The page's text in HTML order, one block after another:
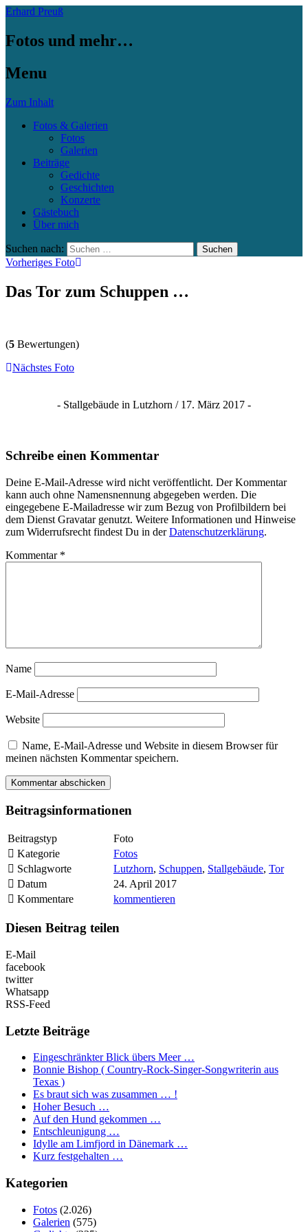
Erhard Preuß
Fotos und mehr…
Menu
Zum Inhalt
Fotos & Galerien
Fotos
Galerien
Beiträge
Gedichte
Geschichten
Konzerte
Gästebuch
Über mich
Suchen nach:
Vorheriges Foto
Das Tor zum Schuppen …
(5 Bewertungen)
Nächstes Foto
- Stallgebäude in Lutzhorn / 17. März 2017 -
Schreibe einen Kommentar
Deine E-Mail-Adresse wird nicht veröffentlicht. Der Kommentar
kann auch ohne Namensnennung abgegeben werden. Die
eingegebene E-Mailadresse wir zum Bezug von Profilbildern bei
dem Dienst Gravatar genutzt. Weitere Informationen und Hinweise
zum Widerrufsrecht findest Du in derDatenschutzerklärung.
Kommentar *
Name
E-Mail-Adresse
Website
Name, E-Mail-Adresse und Website in diesem Browser für
meinen nächsten Kommentar speichern.
Beitragsinformationen
Beitragstyp
Foto
Kategorie
Fotos
Schlagworte
Lutzhorn, Schuppen, Stallgebäude, Tor
Datum
24. April 2017
Kommentare
kommentieren
Diesen Beitrag teilen
E-Mail
facebook
twitter
Whatsapp
RSS-Feed
Letzte Beiträge
Eingeschränkter Blick übers Meer …
Bonnie Bishop ( Country-Rock-Singer-Songwriterin aus
Texas )
Es braut sich was zusammen … !
Hoher Besuch …
Auf den Hund gekommen …
Entschleunigung …
Idylle am Limfjord in Dänemark …
Kurz festgehalten …
Kategorien
Fotos (2.026)
Galerien (575)